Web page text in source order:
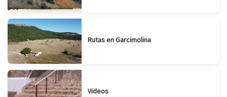
Rutas en Garcimolina
Videos